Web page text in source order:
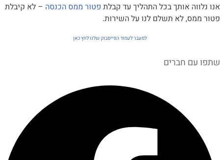
אותך בכל התהליך עד קבלתפטור ממס הכנסה– לא קיבלת
לא תשלם לנו על השירות.
למעבר לעמוד הפייסבוק שלנו לחץ כאן
חברים